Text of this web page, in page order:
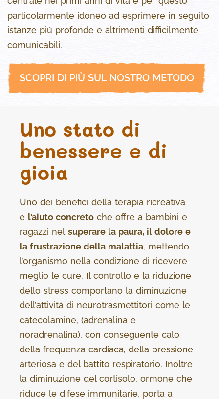
particolarmente idoneo ad esprimere in seguito
istanze più profonde e altrimenti difficilmente
comunicabili.
​SCOPRI DI PIÙ SUL NOSTRO METODO
Uno stato di
benessere e di
gioia
Uno dei benefici della terapia ricreativa
è l’aiuto concreto che offre a bambini e
ragazzi nel superare la paura, il dolore e
la frustrazione della malattia, mettendo
l’organismo nella condizione di ricevere
meglio le cure. Il controllo e la riduzione
dello stress comportano la diminuzione
dell’attività di neurotrasmettitori come le
catecolamine, (adrenalina e
noradrenalina), con conseguente calo
della frequenza cardiaca, della pressione
arteriosa e del battito respiratorio. Inoltre
la diminuzione del cortisolo, ormone che
riduce le difese immunitarie, porta a